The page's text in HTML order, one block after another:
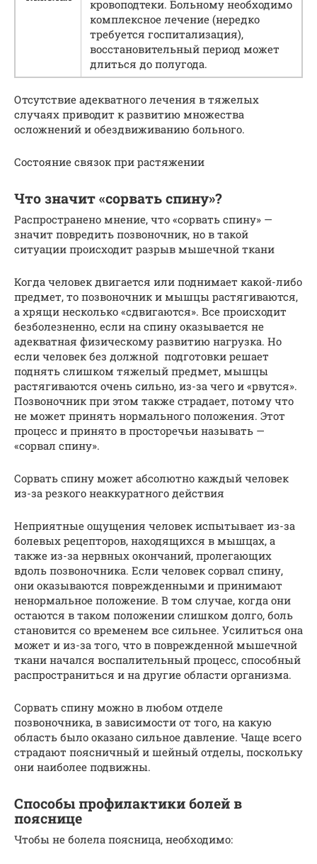
кровоподтеки. Больному необходимо
комплексное лечение (нередко
требуется госпитализация),
восстановительный период может
длиться до полугода.
Отсутствие адекватного лечения в тяжелых
случаях приводит к развитию множества
осложнений и обездвиживанию больного.
Состояние связок при растяжении
Что значит «сорвать спину»?
Распространено мнение, что «сорвать спину» —
значит повредить позвоночник, но в такой
ситуации происходит разрыв мышечной ткани
Когда человек двигается или поднимает какой-либо
предмет, то позвоночник и мышцы растягиваются,
а хрящи несколько «сдвигаются». Все происходит
безболезненно, если на спину оказывается не
адекватная физическому развитию нагрузка. Но
если человек без должной подготовки решает
поднять слишком тяжелый предмет, мышцы
растягиваются очень сильно, из-за чего и «рвутся».
Позвоночник при этом также страдает, потому что
не может принять нормального положения. Этот
процесс и принято в просторечьи называть —
«сорвал спину».
Сорвать спину может абсолютно каждый человек
из-за резкого неаккуратного действия
Неприятные ощущения человек испытывает из-за
болевых рецепторов, находящихся в мышцах, а
также из-за нервных окончаний, пролегающих
вдоль позвоночника. Если человек сорвал спину,
они оказываются поврежденными и принимают
ненормальное положение. В том случае, когда они
остаются в таком положении слишком долго, боль
становится со временем все сильнее. Усилиться она
может и из-за того, что в поврежденной мышечной
ткани начался воспалительный процесс, способный
распространиться и на другие области организма.
Сорвать спину можно в любом отделе
позвоночника, в зависимости от того, на какую
область было оказано сильное давление. Чаще всего
страдают поясничный и шейный отделы, поскольку
они наиболее подвижны.
Способы профилактики болей в
пояснице
Чтобы не болела поясница, необходимо: